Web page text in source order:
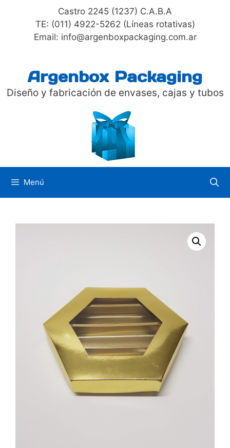
contenido
Castro 2245 (1237) C.A.B.A
TE: (011) 4922-5262 (Líneas rotativas)
Email: info@argenboxpackaging.com.ar
Argenbox Packaging
Diseño y fabricación de envases, cajas y tubos
Menú